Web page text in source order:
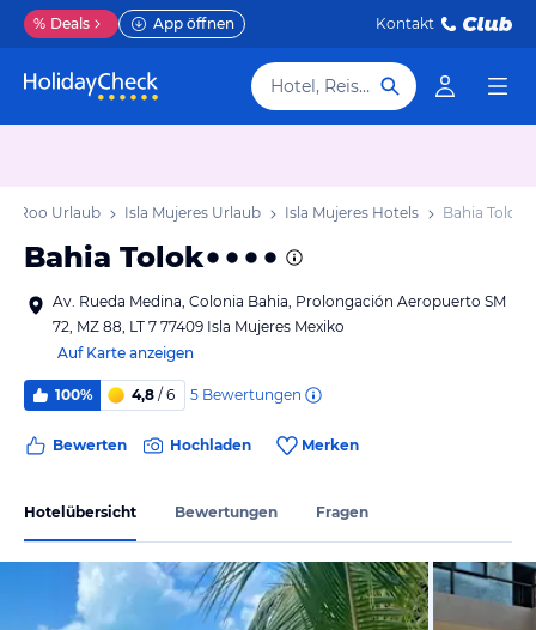
% Deals App öffnen Kontakt
Hotel, Reiseziel
Roo Urlaub Isla Mujeres Urlaub Isla Mujeres Hotels Bahia Tolok
Bahia Tolok
Av. Rueda Medina, Colonia Bahia, Prolongación Aeropuerto SM
72, MZ 88, LT 7 77409 Isla Mujeres Mexiko
Auf Karte anzeigen
100% 4,8 / 6 5 Bewertungen
Bewerten Hochladen Merken
Hotelübersicht Bewertungen Fragen